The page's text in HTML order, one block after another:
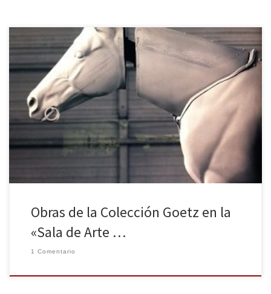
«All the World’s a Stage: Works from the Goetz Collection» es el
título de la exposición que se puede visitar desde el 21 de
febrero hasta el 14 de junio de 2015 en la Sala de Arte Santander
de la ciudad financiera que este grupo bancario tiene en Boadilla
Obras de la Colección Goetz en la
«Sala de Arte …
1 Comentario